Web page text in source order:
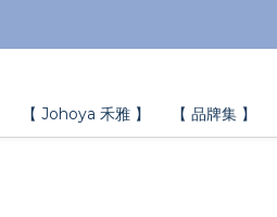
【 Johoya 禾雅 】 【 品牌集 】